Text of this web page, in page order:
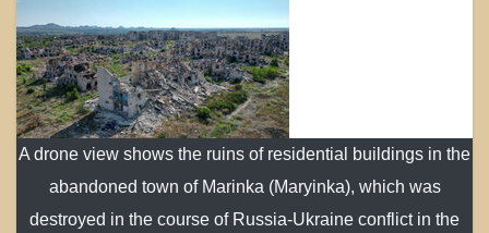
A drone view shows the ruins of residential buildings in the
abandoned town of Marinka (Maryinka), which was
destroyed in the course of Russia-Ukraine conflict in the